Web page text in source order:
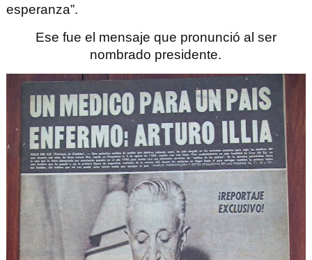
esperanza”.
Ese fue el mensaje que pronunció al ser
nombrado presidente.